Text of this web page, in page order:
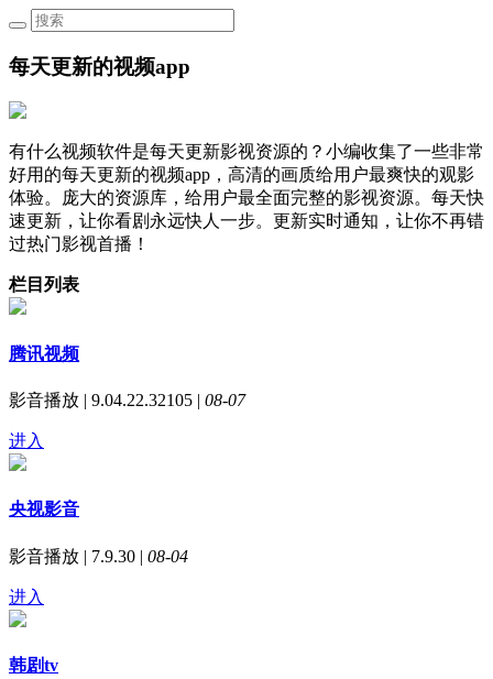
每天更新的视频app
有什么视频软件是每天更新影视资源的？小编收集了一些非常
好用的每天更新的视频app，高清的画质给用户最爽快的观影
体验。庞大的资源库，给用户最全面完整的影视资源。每天快
速更新，让你看剧永远快人一步。更新实时通知，让你不再错
过热门影视首播！
栏目列表
腾讯视频
影音播放 | 9.04.22.32105 | 08-07
进入
央视影音
影音播放 | 7.9.30 | 08-04
进入
韩剧tv